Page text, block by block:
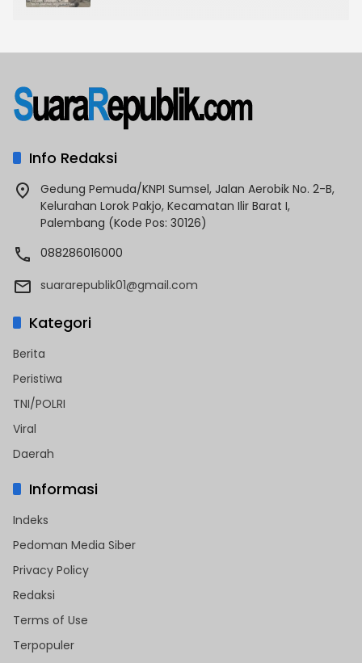
Info Redaksi
Gedung Pemuda/KNPI Sumsel, Jalan Aerobik No. 2-B,
Kelurahan Lorok Pakjo, Kecamatan Ilir Barat I,
Palembang (Kode Pos: 30126)
088286016000
suararepublik01@gmail.com
Kategori
Berita
Peristiwa
TNI/POLRI
Viral
Daerah
Informasi
Indeks
Pedoman Media Siber
Privacy Policy
Redaksi
Terms of Use
Terpopuler